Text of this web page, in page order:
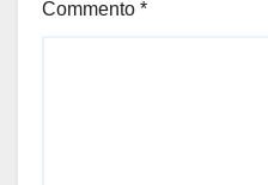
Commento *